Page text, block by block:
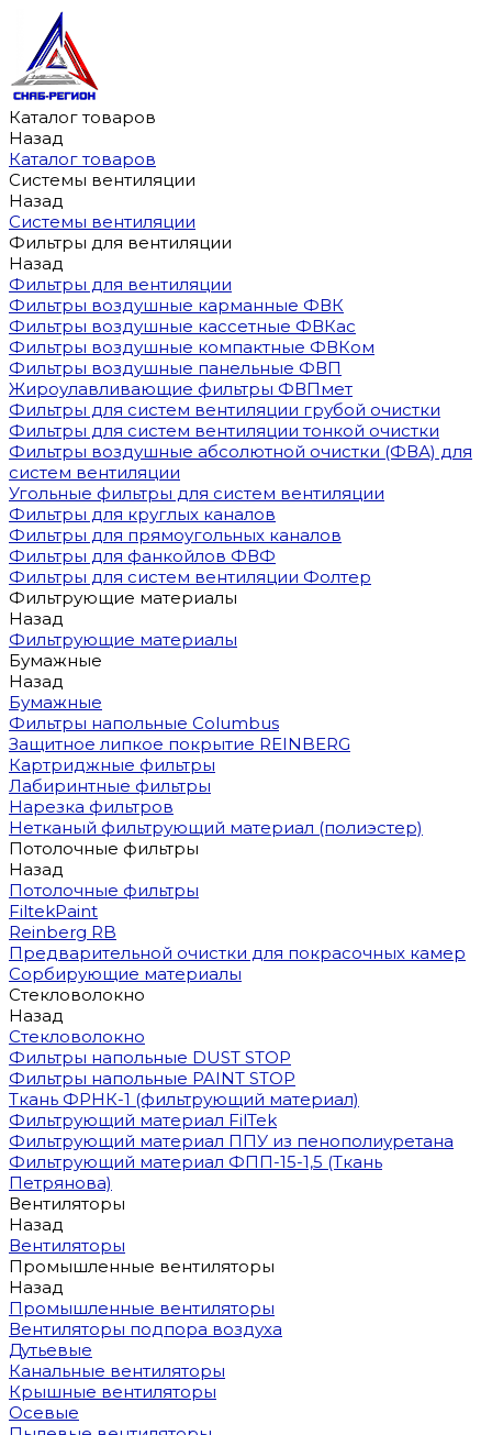
Каталог товаров
Назад
Каталог товаров
Системы вентиляции
Назад
Системы вентиляции
Фильтры для вентиляции
Назад
Фильтры для вентиляции
Фильтры воздушные карманные ФВК
Фильтры воздушные кассетные ФВКас
Фильтры воздушные компактные ФВКом
Фильтры воздушные панельные ФВП
Жироулавливающие фильтры ФВПмет
Фильтры для систем вентиляции грубой очистки
Фильтры для систем вентиляции тонкой очистки
Фильтры воздушные абсолютной очистки (ФВА) для
систем вентиляции
Угольные фильтры для систем вентиляции
Фильтры для круглых каналов
Фильтры для прямоугольных каналов
Фильтры для фанкойлов ФВФ
Фильтры для систем вентиляции Фолтер
Фильтрующие материалы
Назад
Фильтрующие материалы
Бумажные
Назад
Бумажные
Фильтры напольные Columbus
Защитное липкое покрытие REINBERG
Картриджные фильтры
Лабиринтные фильтры
Нарезка фильтров
Нетканый фильтрующий материал (полиэстер)
Потолочные фильтры
Назад
Потолочные фильтры
FiltekPaint
Reinberg RB
Предварительной очистки для покрасочных камер
Сорбирующие материалы
Стекловолокно
Назад
Стекловолокно
Фильтры напольные DUST STOP
Фильтры напольные PAINT STOP
Ткань ФРНК-1 (фильтрующий материал)
Фильтрующий материал FilTek
Фильтрующий материал ППУ из пенополиуретана
Фильтрующий материал ФПП-15-1,5 (Ткань
Петрянова)
Вентиляторы
Назад
Вентиляторы
Промышленные вентиляторы
Назад
Промышленные вентиляторы
Вентиляторы подпора воздуха
Дутьевые
Канальные вентиляторы
Крышные вентиляторы
Осевые